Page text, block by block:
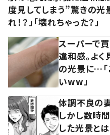
度見してしまう”驚きの
れ！？」「壊れちゃった？」
スーパーで
違和感。よく
の光景に…「
いww」
体調不良の
しかし数時
した光景とは